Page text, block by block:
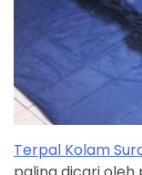
Terpal Kolam